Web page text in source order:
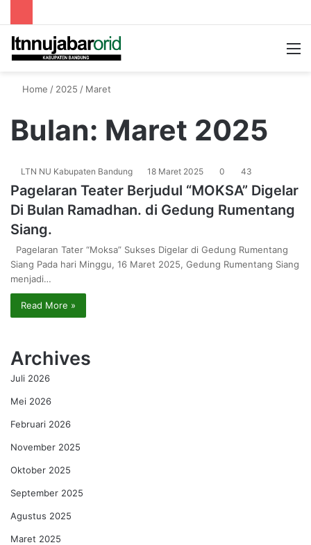
Home / 2025 / Maret
Bulan: Maret 2025
LTN NU Kabupaten Bandung 18 Maret 2025 0 43
Pagelaran Teater Berjudul “MOKSA” Digelar
Di Bulan Ramadhan. di Gedung Rumentang
Siang.
Pagelaran Tater “Moksa” Sukses Digelar di Gedung Rumentang
Siang Pada hari Minggu, 16 Maret 2025, Gedung Rumentang Siang
menjadi…
Read More »
Archives
Juli 2026
Mei 2026
Februari 2026
November 2025
Oktober 2025
September 2025
Agustus 2025
Maret 2025